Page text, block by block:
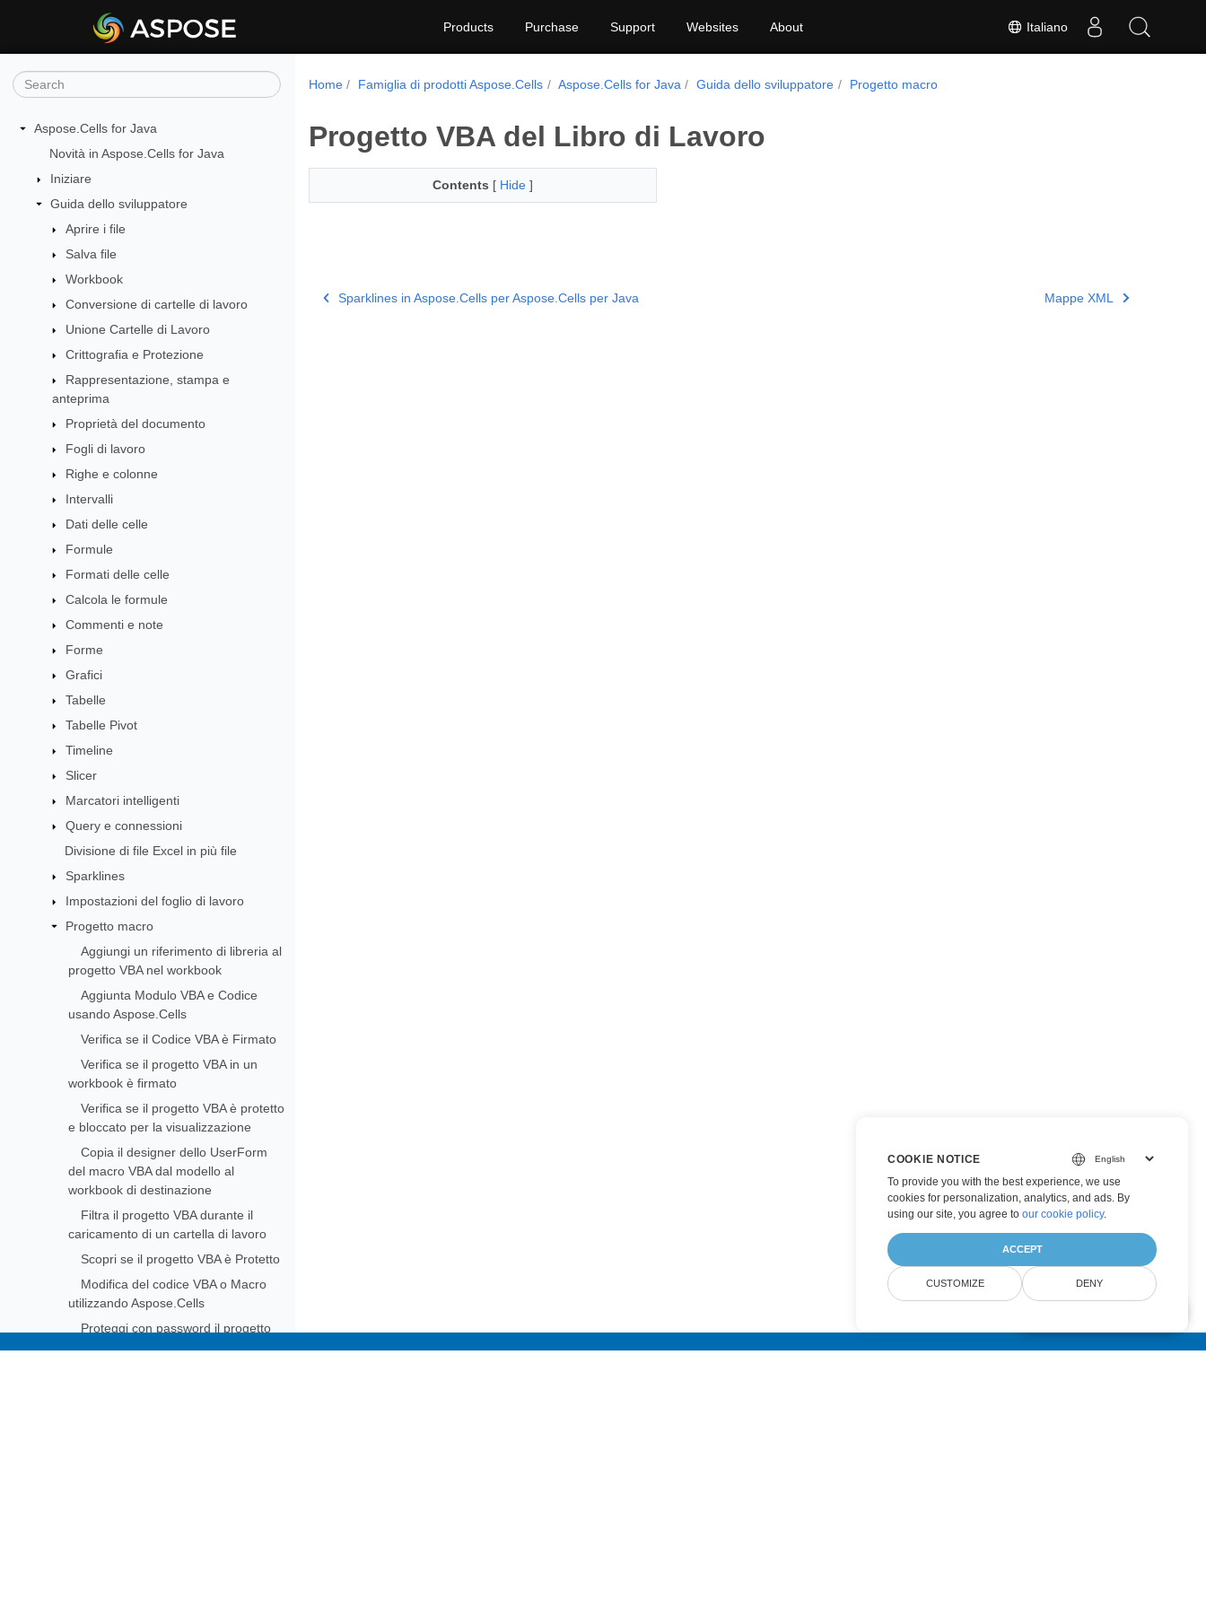
Italiano
Products Purchase Support Websites About
Aspose.Cells for Java
Novità in Aspose.Cells for Java
Iniziare
Guida dello sviluppatore
Aprire i file
Salva file
Workbook
Conversione di cartelle di lavoro
Unione Cartelle di Lavoro
Crittografia e Protezione
Rappresentazione, stampa e
anteprima
Proprietà del documento
Fogli di lavoro
Righe e colonne
Intervalli
Dati delle celle
Formule
Formati delle celle
Calcola le formule
Commenti e note
Forme
Grafici
Tabelle
Tabelle Pivot
Timeline
Slicer
Marcatori intelligenti
Query e connessioni
Divisione di file Excel in più file
Sparklines
Impostazioni del foglio di lavoro
Progetto macro
Aggiungi un riferimento di libreria al
progetto VBA nel workbook
Aggiunta Modulo VBA e Codice
usando Aspose.Cells
Verifica se il Codice VBA è Firmato
Verifica se il progetto VBA in un
workbook è firmato
Verifica se il progetto VBA è protetto
e bloccato per la visualizzazione
Copia il designer dello UserForm
del macro VBA dal modello al
workbook di destinazione
Filtra il progetto VBA durante il
caricamento di un cartella di lavoro
Scopri se il progetto VBA è Protetto
Modifica del codice VBA o Macro
utilizzando Aspose.Cells
Proteggi con password il progetto
Home Famiglia di prodotti Aspose.Cells Aspose.Cells for Java Guida dello sviluppatore Progetto macro
Progetto VBA del Libro di Lavoro
Contents [ Hide ]
Sparklines in Aspose.Cells per Aspose.Cells per Java Mappe XML
COOKIE NOTICE
To provide you with the best experience, we use
cookies for personalization, analytics, and ads. By
using our site, you agree to our cookie policy.
ACCEPT
CUSTOMIZE DENY